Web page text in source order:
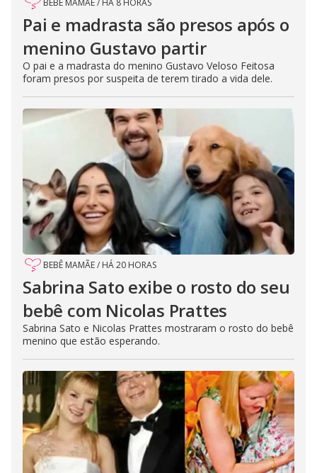
Pai e madrasta são presos após o
menino Gustavo partir
O pai e a madrasta do menino Gustavo Veloso Feitosa
foram presos por suspeita de terem tirado a vida dele.
BEBÊ MAMÃE/ HÁ 20 HORAS
Sabrina Sato exibe o rosto do seu
bebê com Nicolas Prattes
Sabrina Sato e Nicolas Prattes mostraram o rosto do bebê
menino que estão esperando.